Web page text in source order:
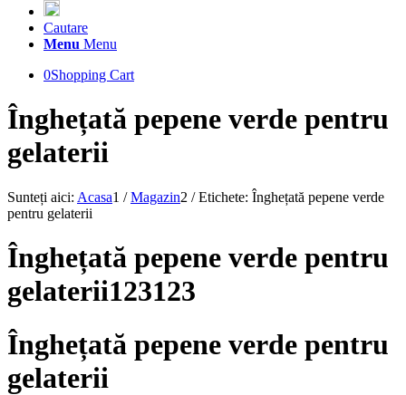
Cautare
Menu Menu
0Shopping Cart
Înghețată pepene verde pentru
gelaterii
Sunteți aici: Acasa1 / Magazin2 / Etichete: Înghețată pepene verde
pentru gelaterii
Înghețată pepene verde pentru
gelaterii123123
Înghețată pepene verde pentru
gelaterii